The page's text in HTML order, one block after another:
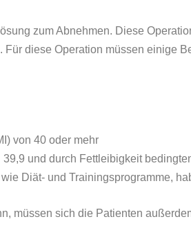
zum Abnehmen. Diese
diese Operation müssen einige
von 40 oder mehr
und durch Fettleibigkeit
Diät- und Trainingsprogramme,
müssen sich die Patienten